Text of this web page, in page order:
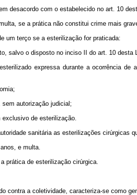
desacordo com o estabelecido no art. 10
se a prática não constitui crime mais
um terço se a esterilização for praticada:
salvo o disposto no inciso II do art. 10 desta
expressa durante a ocorrência
sem autorização judicial;
de esterilização.
sanitária as esterilizações cirúrgicas
e multa.
prática de esterilização cirúrgica.
contra a coletividade, caracteriza-se como